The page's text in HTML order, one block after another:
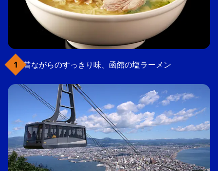
昔ながらのすっきり味、函館の塩ラーメン